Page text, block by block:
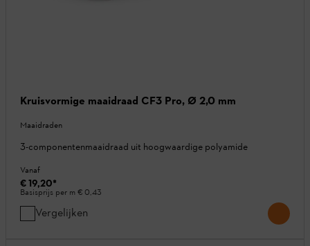
Kruisvormige maaidraad CF3 Pro, Ø 2,0 mm
Maaidraden
3-componentenmaaidraad uit hoogwaardige polyamide
Vanaf
€ 19,20*
Basisprijs per m € 0,43
Vergelijken